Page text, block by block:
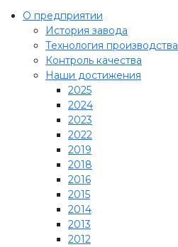
О предприятии
История завода
Технология производства
Контроль качества
Наши достижения
2025
2024
2023
2022
2019
2018
2016
2015
2014
2013
2012